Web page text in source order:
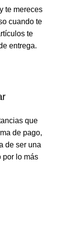
te mereces
cuando te
te
entrega.
que
de pago,
de ser una
por lo más